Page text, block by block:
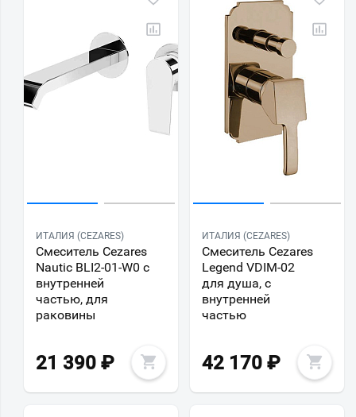
ИТАЛИЯ (CEZARES)
Смеситель Cezares
Nautic BLI2-01-W0 с
внутренней
частью, для
раковины
21 390 ₽
ИТАЛИЯ (CEZARES)
Смеситель Cezares
Legend VDIM-02
для душа, с
внутренней
частью
42 170 ₽